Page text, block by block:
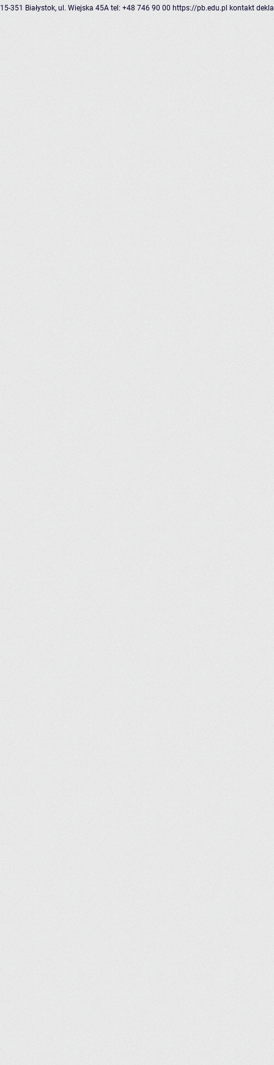
15-351 Białystok, ul. Wiejska 45A tel: +48 746 90 00 https://pb.edu.pl kontakt